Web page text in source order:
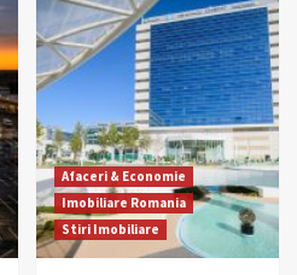
Afaceri & Economie
Imobiliare Romania
Stiri Imobiliare